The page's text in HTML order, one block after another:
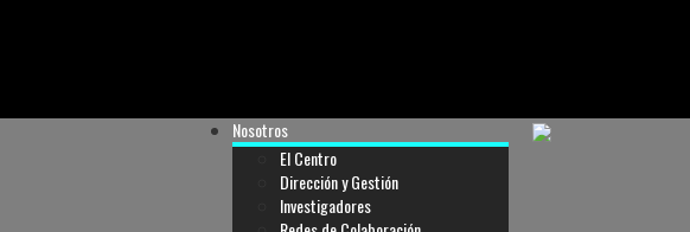
Nosotros
El Centro
Dirección y Gestión
Investigadores